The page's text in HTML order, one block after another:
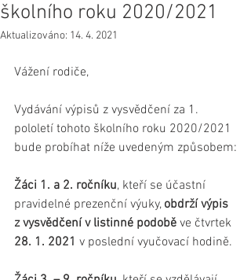
školního roku 2020/2021
Aktualizováno: 14. 4. 2021
Vážení rodiče,
Vydávání výpisů z vysvědčení za 1.
pololetí tohoto školního roku 2020/2021
bude probíhat níže uvedeným způsobem:
Žáci 1. a 2. ročníku, kteří se účastní
pravidelné prezenční výuky, obdrží výpis
z vysvědčení v listinné podobě ve čtvrtek
28. 1. 2021 v poslední vyučovací hodině.